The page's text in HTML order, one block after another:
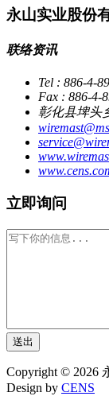
永山实业股份
联络资讯
Tel : 886-4-
Fax : 886-4-
彰化县埤头
立即询问
送出
Copyright © 2026
Design by CENS